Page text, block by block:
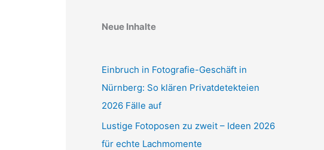
Neue Inhalte
Einbruch in Fotografie-Geschäft in
Nürnberg: So klären Privatdetekteien
2026 Fälle auf
Lustige Fotoposen zu zweit – Ideen 2026
für echte Lachmomente